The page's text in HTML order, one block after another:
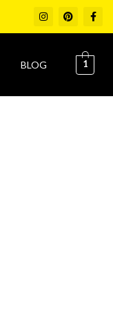
I
n
g
r
P
i
F
a
o
k
f
BLOG 1